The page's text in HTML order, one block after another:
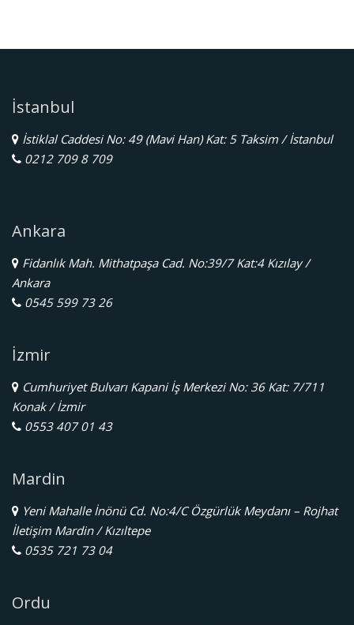
İstanbul
İstiklal Caddesi No: 49 (Mavi Han) Kat: 5 Taksim / İstanbul
0212 709 8 709
Ankara
Fidanlık Mah. Mithatpaşa Cad. No:39/7 Kat:4 Kızılay /
Ankara
0545 599 73 26
İzmir
Cumhuriyet Bulvarı Kapani İş Merkezi No: 36 Kat: 7/711
Konak / İzmir
0553 407 01 43
Mardin
Yeni Mahalle İnönü Cd. No:4/C Özgürlük Meydanı – Rojhat
İletişim Mardin / Kızıltepe
0535 721 73 04
Ordu